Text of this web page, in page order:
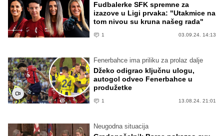
Fudbalerke SFK spremne za
izazove u Ligi prvaka: "Utakmice na
tom nivou su kruna našeg rada"
1 03.09.24. 14:13
Fenerbahce ima priliku za prolaz dalje
Džeko odigrao ključnu ulogu,
autogol odveo Fenerbahce u
produžetke
1 13.08.24. 21:01
Neugodna situacija